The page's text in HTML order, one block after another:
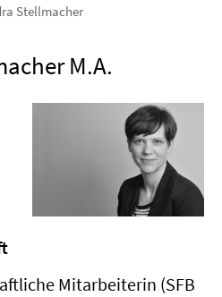
Stellmacher
M.A.
Mitarbeiterin (SFB